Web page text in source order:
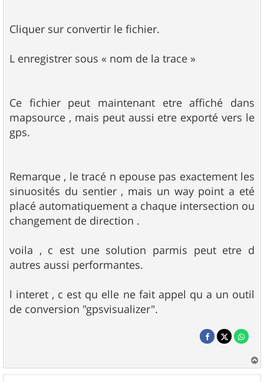
Cliquer sur convertir le fichier.
L enregistrer sous « nom de la trace »
Ce fichier peut maintenant etre affiché dans
mapsource , mais peut aussi etre exporté vers le
gps.
Remarque , le tracé n epouse pas exactement les
sinuosités du sentier , mais un way point a eté
placé automatiquement a chaque intersection ou
changement de direction .
voila , c est une solution parmis peut etre d
autres aussi performantes.
l interet , c est qu elle ne fait appel qu a un outil
de conversion "gpsvisualizer".
a